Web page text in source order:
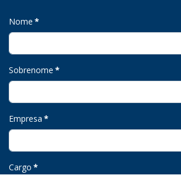
Nome *
Sobrenome *
Empresa *
Cargo *